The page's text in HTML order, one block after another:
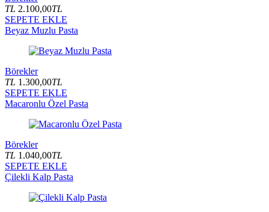
TL 2.100,00TL
SEPETE EKLE
Beyaz Muzlu Pasta
Börekler
TL 1.300,00TL
SEPETE EKLE
Macaronlu Özel Pasta
Börekler
TL 1.040,00TL
SEPETE EKLE
Çilekli Kalp Pasta